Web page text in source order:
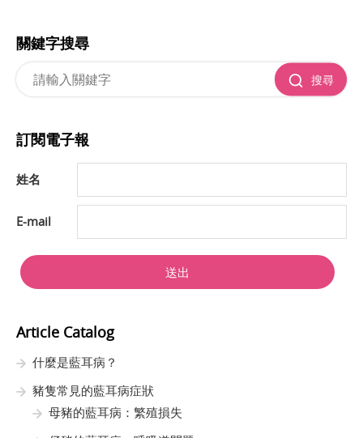
關鍵字搜尋
搜尋
訂閱電子報
姓名
E-mail
送出
Article Catalog
什麼是藍耳病？
豬隻常見的藍耳病症狀
母豬的藍耳病：繁殖損失